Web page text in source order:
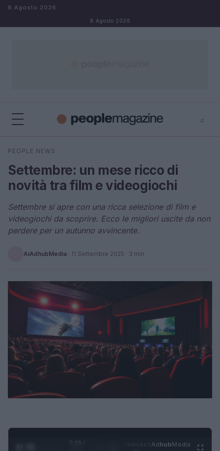
Salta al contenuto
8 Agosto 2026
8 Agosto 2026
⌕
Cerca
PEOPLE NEWS
Settembre: un mese ricco di
novità tra film e videogiochi
Settembre si apre con una ricca selezione di film e
videogiochi da scoprire. Ecco le migliori uscite da non
perdere per un autunno avvincente.
AiAdhubMedia · 11 Settembre 2025 · 3 min
0:28 /
AdhubMedia